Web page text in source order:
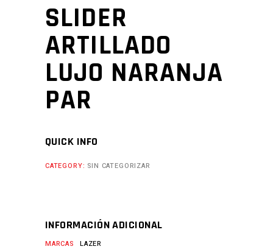
SLIDER
ARTILLADO
LUJO NARANJA
PAR
QUICK INFO
CATEGORY: SIN CATEGORIZAR
INFORMACIÓN ADICIONAL
MARCAS LAZER